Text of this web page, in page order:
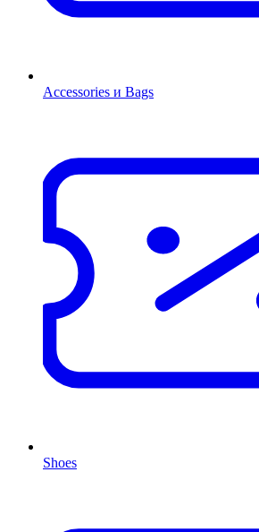
Accessories и Bags
Shoes